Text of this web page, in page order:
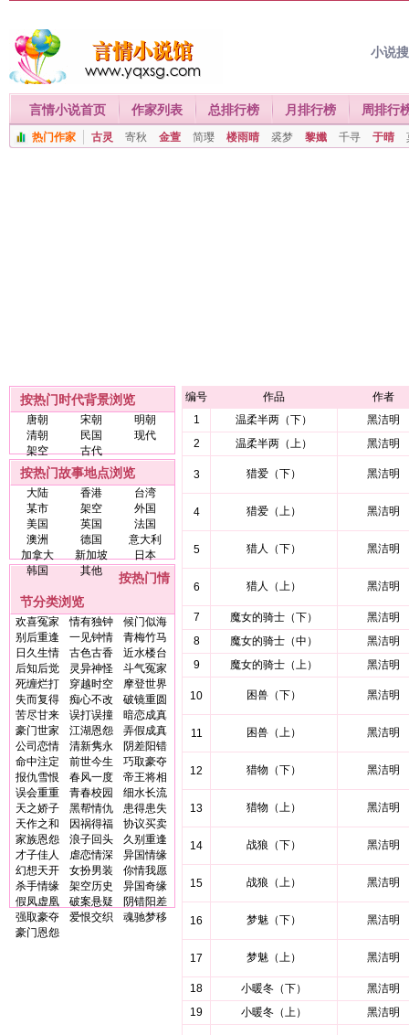
小说
言情小说首页 作家列表 总排行榜 月排行榜 周排行
热门作家 古灵 寄秋 金萱 简璎 楼雨晴 裘梦 黎孅 千寻 于晴
按热门时代背景浏览
唐朝 宋朝
明朝
清朝
民国
现代
架空
古代
按热门故事地点浏览
大陆 香港
台湾
某市
架空
外国
美国
英国
法国
澳洲
德国
意大利
加拿大
新加坡
日本
韩国
其他
按热门情
节分类浏览
欢喜冤家 情有独钟
候门似海
别后重逢
一见钟情
青梅竹马
日久生情
古色古香
近水楼台
后知后觉
灵异神怪
斗气冤家
死缠烂打
穿越时空
摩登世界
失而复得
痴心不改
破镜重圆
苦尽甘来
误打误撞
暗恋成真
豪门世家
江湖恩怨
弄假成真
公司恋情
清新隽永
阴差阳错
命中注定
前世今生
巧取豪夺
报仇雪恨
春风一度
帝王将相
误会重重
青春校园
细水长流
天之娇子
黑帮情仇
患得患失
天作之和
因祸得福
协议买卖
家族恩怨
浪子回头
久别重逢
才子佳人
虐恋情深
异国情缘
幻想天开
女扮男装
你情我愿
杀手情缘
架空历史
异国奇缘
假凤虚凰
破案悬疑
阴错阳差
强取豪夺
爱恨交织
魂驰梦移
豪门恩怨
编号 作品
作者
1
温柔半两（下）
黑洁明
2
温柔半两（上） 黑洁明
3 猎爱（下） 黑洁明
4 猎爱（上） 黑洁明
5 猎人（下） 黑洁明
6 猎人（上） 黑洁明
7 魔女的骑士（下）
黑洁明
8
魔女的骑士（中）
黑洁明
9
魔女的骑士（上） 黑洁明
10 困兽（下） 黑洁明
11 困兽（上） 黑洁明
12 猎物（下） 黑洁明
13 猎物（上） 黑洁明
14 战狼（下） 黑洁明
15 战狼（上） 黑洁明
16 梦魅（下） 黑洁明
17 梦魅（上） 黑洁明
18 小暖冬（下）
黑洁明
19
小暖冬（上） 黑洁明